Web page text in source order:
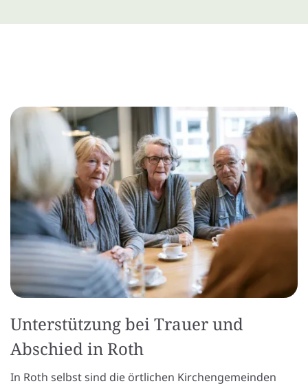
Unterstützung bei Trauer und
Abschied in Roth
In Roth selbst sind die örtlichen Kirchengemeinden